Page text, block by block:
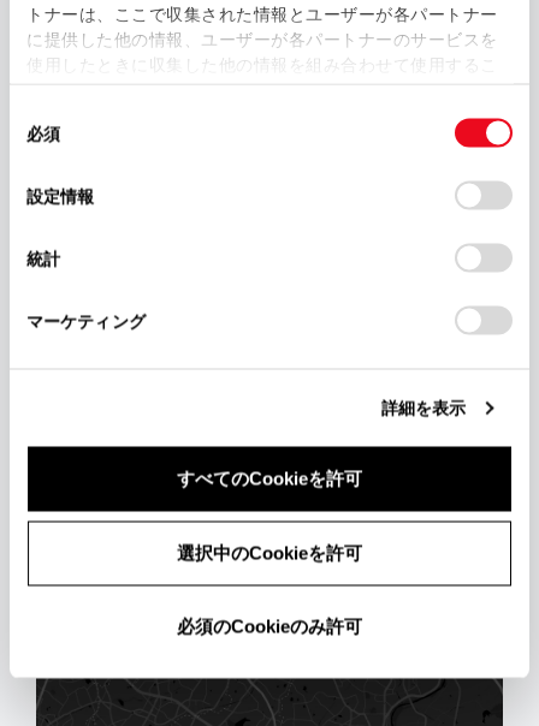
トナーは、ここで収集された情報とユーザーが各パートナー
に提供した他の情報、ユーザーが各パートナーのサービスを
使用したときに収集した他の情報を組み合わせて使用するこ
デバイスにすべてのCookie(クッキー)が保存されることに同
意したことになります。Cookie(クッキー)のオプトアウト、
設定の変更、同意を撤回したりするにあたっては、当社の「C
ookie（クッキー）情報の取り扱いについて
」をご覧くださ
必須
設定情報
統計
マーケティング
詳細を表示
すべてのCookieを許可
選択中のCookieを許可
必須のCookieのみ許可
#一生に一度は行きたい岐阜の絶景